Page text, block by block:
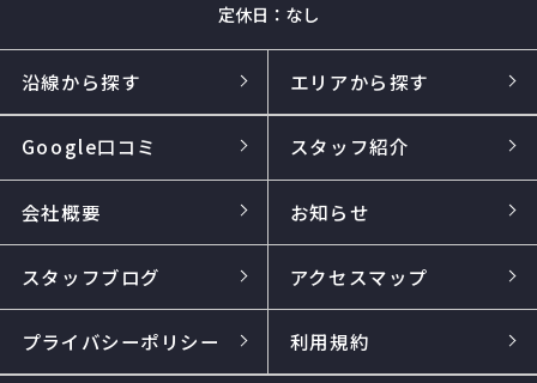
定休日：なし
沿線から探す エリアから探す
Google口コミ スタッフ紹介
会社概要 お知らせ
スタッフブログ アクセスマップ
プライバシーポリシー 利用規約